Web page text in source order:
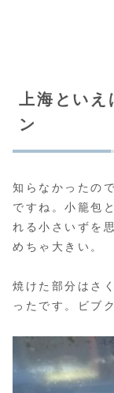
上海といえ
ン
知らなかったの
ですね。小籠包
れる小さいずを
めちゃ大きい。
焼けた部分はさ
ったです。ビブ